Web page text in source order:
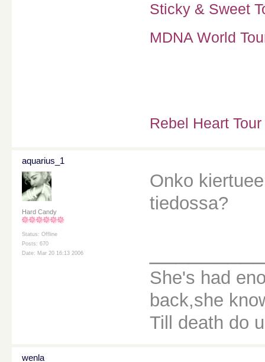
Sticky & Sweet
MDNA World
Rebel Heart
aquarius_1
Hard Candy
Status: Offline
Posts: 670
Date: Mar 20 16:13 2006
Onko
tiedossa?
She's had
back,she
Till death do
wenla